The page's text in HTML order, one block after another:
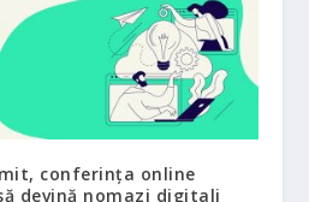
conferința online
devină nomazi digitali